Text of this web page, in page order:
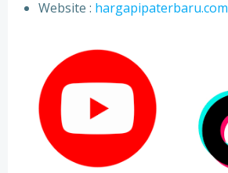
⁠Website : hargapipaterbaru.com